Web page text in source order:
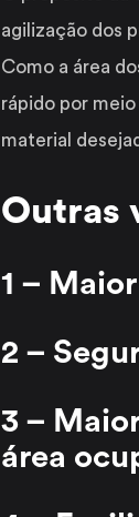
agilização dos
Como a área
rápido por
material
Outras
1 –
2 –
3 –
área